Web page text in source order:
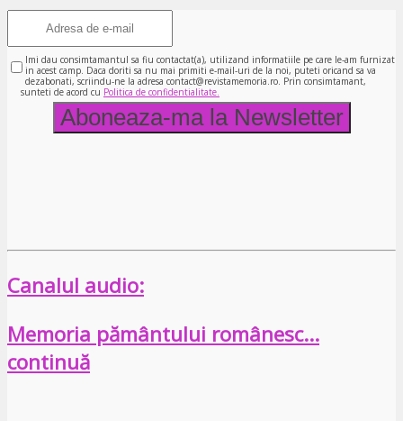
Imi dau consimtamantul sa fiu contactat(a), utilizand informatiile pe care le-am furnizat
in acest camp. Daca doriti sa nu mai primiti e-mail-uri de la noi, puteti oricand sa va
dezabonati, scriindu-ne la adresa contact@revistamemoria.ro. Prin consimtamant,
sunteti de acord cu Politica de confidentialitate.
Canalul audio:
Memoria pământului românesc…
continuă